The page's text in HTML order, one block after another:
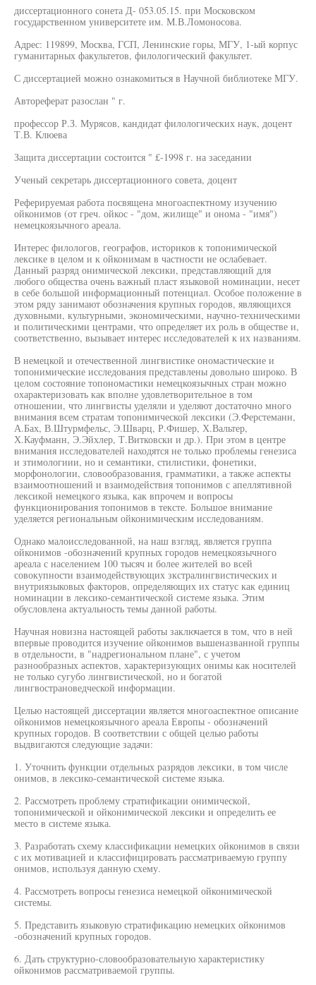
диссертационного сонета Д- 053.05.15. при Московском
государственном университете им. М.В.Ломоносова.
Адрес: 119899, Москва, ГСП, Ленинские горы, МГУ, 1-ый корпус
гуманитарных факультетов, филологический факультет.
С диссертацией можно ознакомиться в Научной библиотеке МГУ.
Автореферат разослан " г.
профессор Р.З. Мурясов, кандидат филологических наук, доцент
Т.В. Клюева
Защита диссертации состоится " £-1998 г. на заседании
Ученый секретарь диссертационного совета, доцент
Реферируемая работа посвящена многоаспектному изучению
ойконимов (от греч. ойкос - "дом, жилище" и онома - "имя")
немецкоязычного ареала.
Интерес филологов, географов, историков к топонимической
лексике в целом и к ойконимам в частности не ослабевает.
Данный разряд онимической лексики, представляющий для
любого общества очень важный пласт языковой номинации, несет
в себе большой информационный потенциал. Особое положение в
этом ряду занимают обозначения крупных городов, являющихся
духовными, культурными, экономическими, научно-техническими
и политическими центрами, что определяет их роль в обществе и,
соответственно, вызывает интерес исследователей к их названиям.
В немецкой и отечественной лингвистике ономастические и
топонимические исследования представлены довольно широко. В
целом состояние топономастики немецкоязычных стран можно
охарактеризовать как вполне удовлетворительное в том
отношении, что лингвисты уделяли и уделяют достаточно много
внимания всем стратам топонимической лексики (Э.Ферстеманн,
А.Бах, В.Штурмфельс, Э.Шварц, Р.Фишер, Х.Вальтер,
Х.Кауфманн, Э.Эйхлер, Т.Витковски и др.). При этом в центре
внимания исследователей находятся не только проблемы генезиса
и зтимологиии, но и семантики, стилистики, фонетики,
морфонологии, словообразования, грамматики, а также аспекты
взаимоотношений и взаимодействия топонимов с апеллятивной
лексикой немецкого языка, как впрочем и вопросы
функционирования топонимов в тексте. Большое внимание
уделяется региональным ойконимическим исследованиям.
Однако малоисследованной, на наш взгляд, является группа
ойконимов -обозначений крупных городов немецкоязычного
ареала с населением 100 тысяч и более жителей во всей
совокупности взаимодействующих зкстралингвистических и
внутриязыковых факторов, определяющих их статус как единиц
номинации в лексико-семантической системе языка. Этим
обусловлена актуальность темы данной работы.
Научная новизна настоящей работы заключается в том, что в ней
впервые проводится изучение ойконимов вышеназванной группы
в отдельности, в "надрегиональном плане", с учетом
разнообразных аспектов, характеризующих онимы как носителей
не только сугубо лингвистической, но и богатой
лингвострановедческой информации.
Целью настоящей диссертации является многоаспектное описание
ойконимов немецкоязычного ареала Европы - обозначений
крупных городов. В соответствии с общей целью работы
выдвигаются следующие задачи:
1. Уточнить функции отдельных разрядов лексики, в том числе
онимов, в лексико-семантической системе языка.
2. Рассмотреть проблему стратификации онимической,
топонимической и ойконимической лексики и определить ее
место в системе языка.
3. Разработать схему классификации немецких ойконимов в связи
с их мотивацией и классифицировать рассматриваемую группу
онимов, используя данную схему.
4. Рассмотреть вопросы генезиса немецкой ойконимической
системы.
5. Представить языковую стратификацию немецких ойконимов
-обозначений крупных городов.
6. Дать структурно-словообразовательную характеристику
ойконимов рассматриваемой группы.